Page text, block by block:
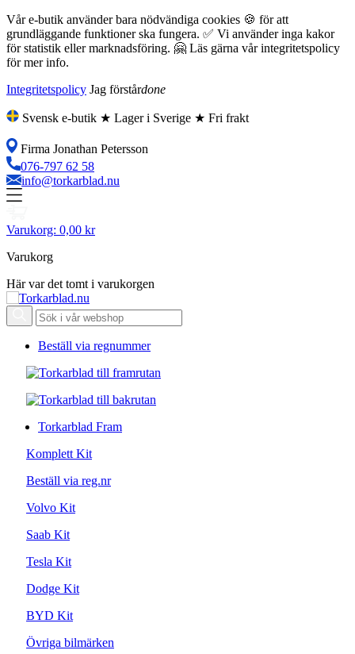
Vår e-butik använder bara nödvändiga cookies 🍪 för att
grundläggande funktioner ska fungera. ✅ Vi använder inga kakor
för statistik eller marknadsföring. 🤗 Läs gärna vår integritetspolicy
för mer info.
Integritetspolicy Jag förstårdone
Svensk e-butik ★ Lager i Sverige ★ Fri frakt
Firma Jonathan Petersson
076-797 62 58
info@torkarblad.nu
Varukorg: 0,00 kr
Varukorg
Här var det tomt i varukorgen
Beställ via regnummer
Torkarblad Fram
Komplett Kit
Beställ via reg.nr
Volvo Kit
Saab Kit
Tesla Kit
Dodge Kit
BYD Kit
Övriga bilmärken